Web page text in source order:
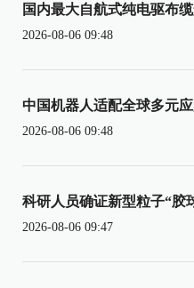
国内最大自航式纯电驱布
2026-08-06 09:48
中国机器人适配全球多元
2026-08-06 09:48
科研人员确证新型粒子“胶
2026-08-06 09:47